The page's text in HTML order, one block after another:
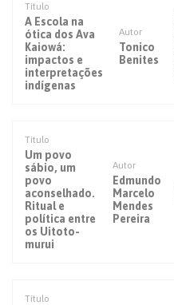
Título
A Escola na
ótica dos Ava
Kaiowá:
impactos e
interpretações
indígenas
Autor
Tonico
Benites
Título
Um povo
sábio, um
povo
aconselhado.
Ritual e
política entre
os Uitoto-
murui
Autor
Edmundo
Marcelo
Mendes
Pereira
Título